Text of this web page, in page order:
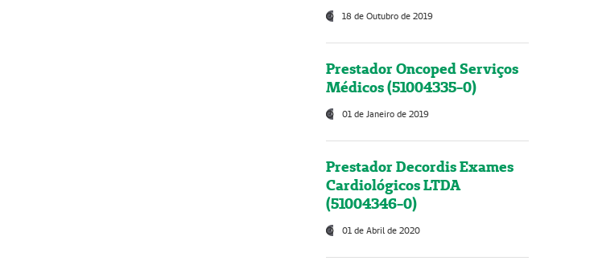
18 de Outubro de 2019
Prestador Oncoped Serviços
Médicos (51004335-0)
01 de Janeiro de 2019
Prestador Decordis Exames
Cardiológicos LTDA
(51004346-0)
01 de Abril de 2020